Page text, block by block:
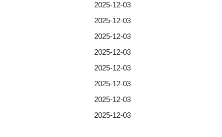
2025-12-03
2025-12-03
2025-12-03
2025-12-03
2025-12-03
2025-12-03
2025-12-03
2025-12-03